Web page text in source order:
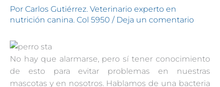
Por Carlos Gutiérrez. Veterinario experto en
nutrición canina. Col 5950 / Deja un comentario
No hay que alarmarse, pero sí tener conocimiento
de esto para evitar problemas en nuestras
mascotas y en nosotros. Hablamos de una bacteria